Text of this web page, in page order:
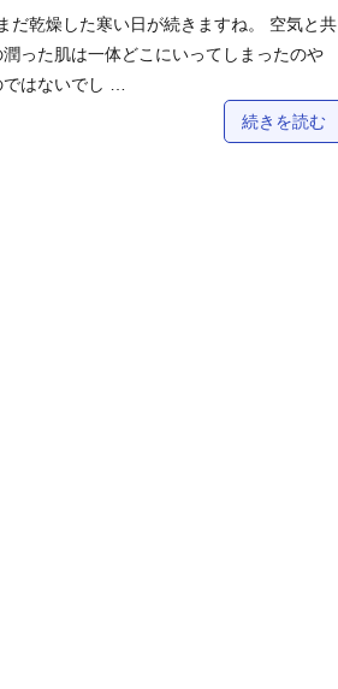
だ乾燥した寒い日が続きますね。 空気と共
った肌は一体どこにいってしまったのや
ではないでし …
続きを読む